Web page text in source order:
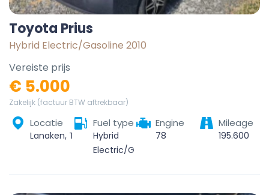
Toyota Prius
Hybrid Electric/Gasoline 2010
Vereiste prijs
€ 5.000
Zakelijk (factuur BTW aftrekbaar)
Locatie Fuel type
Hybrid
Electric/Gasoline
Engine
78
Mileage
195.600